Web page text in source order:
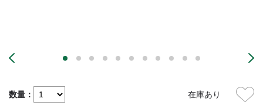
数量： 在庫あり